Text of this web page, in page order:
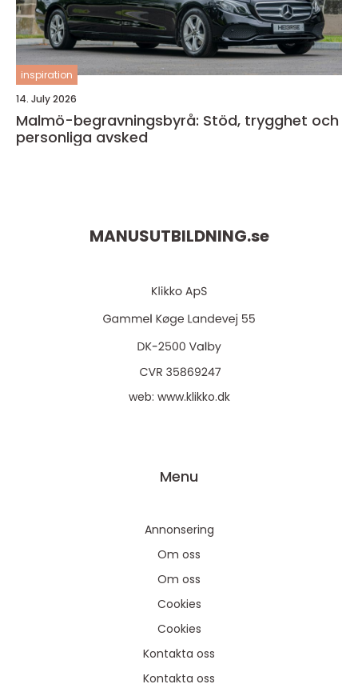
inspiration
14. July 2026
Malmö-begravningsbyrå: Stöd, trygghet och
personliga avsked
MANUSUTBILDNING.se
web: www.klikko.dk
Menu
Annonsering
Om oss
Om oss
Cookies
Cookies
Kontakta oss
Kontakta oss